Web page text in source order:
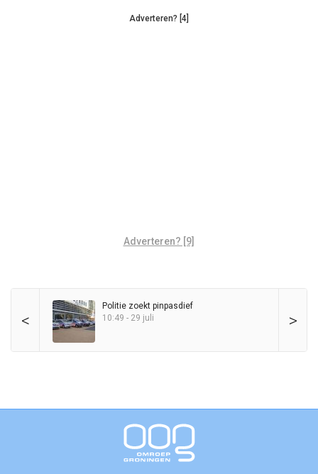
Adverteren? [4]
Adverteren? [9]
< >
Politie zoekt pinpasdief
10:49 - 29 juli